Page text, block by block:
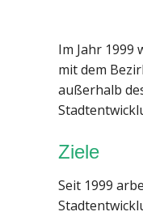
Im Jahr
mit dem
außerhalb
Ziele
Seit 1999